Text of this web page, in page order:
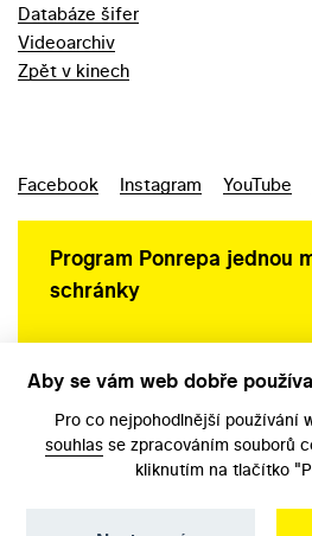
Databáze šifer
Videoarchiv
Zpět v kinech
Facebook Instagram YouTube
Program Ponrepa jednou
schránky
Aby se vám web dobře
Pro co nejpohodlnější používání
souhlas se zpracováním souborů
kliknutím na tlačítko